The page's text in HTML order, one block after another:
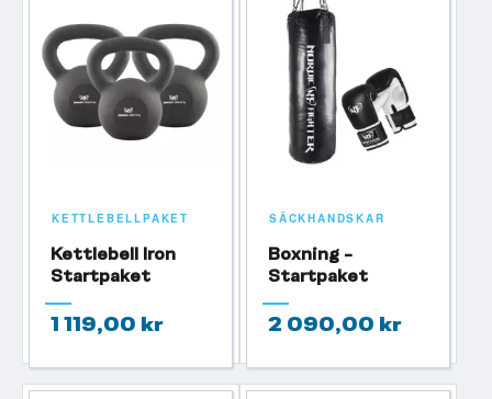
KETTLEBELLPAKET
Kettlebell Iron
Startpaket
1 119,00 kr
SÄCKHANDSKAR
Boxning -
Startpaket
2 090,00 kr